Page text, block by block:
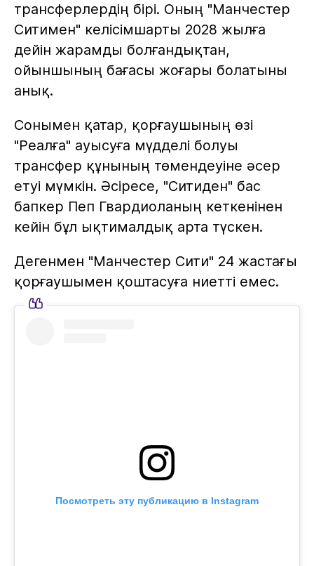
трансферлердің бірі. Оның "Манчестер
Ситимен" келісімшарты 2028 жылға
дейін жарамды болғандықтан,
ойыншының бағасы жоғары болатыны
анық.
Сонымен қатар, қорғаушының өзі
"Реалға" ауысуға мүдделі болуы
трансфер құнының төмендеуіне әсер
етуі мүмкін. Әсіресе, "Ситиден" бас
бапкер Пеп Гвардиоланың кеткенінен
кейін бұл ықтималдық арта түскен.
Дегенмен "Манчестер Сити" 24 жастағы
қорғаушымен қоштасуға ниетті емес.
Посмотреть эту публикацию в Instagram